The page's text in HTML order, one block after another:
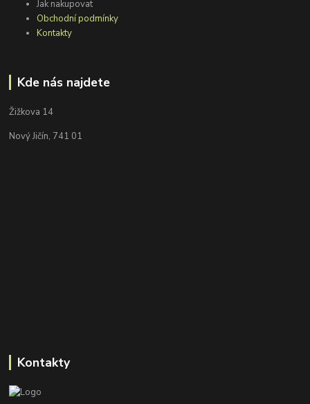
Jak nakupovat
Obchodní podmínky
Kontakty
Kde nás najdete
Žižkova 14
Nový Jičín, 741 01
Kontakty